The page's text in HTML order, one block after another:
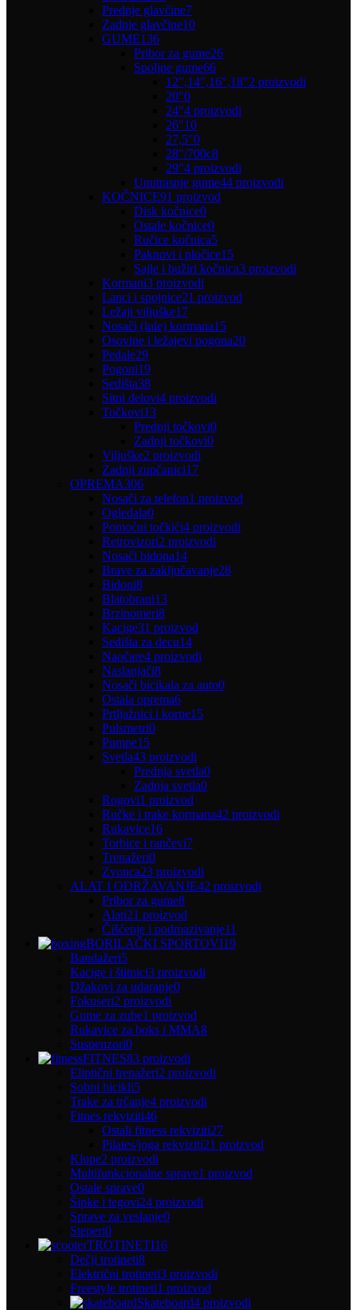
Prednje glavčine7
Zadnje glavčine10
GUME136
Pribor za gume26
Spoljne gume66
12",14",16",18"2 proizvodi
20"0
24"4 proizvodi
26"10
27,5"0
28"/700c8
29"4 proizvodi
Unutrasnje gume44 proizvodi
KOČNICE91 proizvod
Disk kočnice0
Ostale kočnice0
Ručice kočnica5
Paknovi i pločice15
Sajle i bužiri kočnica3 proizvodi
Kormani3 proizvodi
Lanci i spojnice21 proizvod
Ležaji viljuške17
Nosači (lule) kormana15
Osovine i ležajevi pogona20
Pedale29
Pogoni19
Sedišta38
Sitni delovi4 proizvodi
Točkovi13
Prednji točkovi0
Zadnji točkovi0
Viljuške2 proizvodi
Zadnji zupčanici17
OPREMA306
Nosači za telefon1 proizvod
Ogledala0
Pomoćni točkići4 proizvodi
Retrovizori2 proizvodi
Nosači bidona14
Brave za zaključavanje28
Bidoni8
Blatobrani13
Brzinomeri8
Kacige31 proizvod
Sedišta za decu14
Naočare4 proizvodi
Naslanjači8
Nosači bicikala za auto0
Ostala oprema6
Prtljažnici i korpe15
Pulsmetri0
Pumpe15
Svetla43 proizvodi
Prednja svetla0
Zadnja svetla0
Rogovi1 proizvod
Ručke i trake kormana42 proizvodi
Rukavice16
Torbice i rančevi7
Trenažeri0
Zvonca23 proizvodi
ALAT I ODRŽAVANJE42 proizvodi
Pribor za gume8
Alati21 proizvod
Čišćenje i podmazivanje11
BORILAČKI SPORTOVI19
Bandažeri5
Kacige i štitnici3 proizvodi
Džakovi za udaranje0
Fokuseri2 proizvodi
Gume za zube1 proizvod
Rukavice za boks i MMA8
Suspenzori0
FITNES83 proizvodi
Eliptični trenažeri2 proizvodi
Sobni bicikli5
Trake za trčanje4 proizvodi
Fitnes rekviziti46
Ostali fitness rekviziti27
Pilates/joga rekviziti21 proizvod
Klupe2 proizvodi
Multifunkcionalne sprave1 proizvod
Ostale sprave0
Šipke i tegovi24 proizvodi
Sprave za veslanje0
Steperi0
TROTINETI16
Dečji trotineti8
Električni trotineti3 proizvodi
Freestyle trotineti1 proizvod
Skateboard4 proizvodi